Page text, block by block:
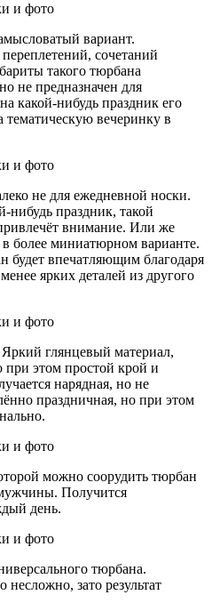
вариант.
сочетаний
такого тюрбана
не предназначен для
какой-нибудь праздник его
вечеринку в
не для ежедневной носки.
нибудь праздник, такой
внимание. Или же
более миниатюрном варианте.
будет впечатляющим благодаря
ярких деталей из другого
глянцевый материал,
при этом простой крой и
нарядная, но не
праздничная, но при этом
можно соорудить тюрбан
Получится
день.
тюрбана.
несложно, зато результат